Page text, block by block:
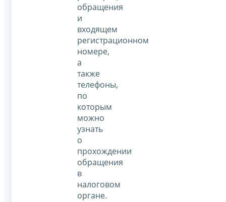
обращения
и
входящем
регистрационном
номере,
а
также
телефоны,
по
которым
можно
узнать
о
прохождении
обращения
в
налоговом
органе.